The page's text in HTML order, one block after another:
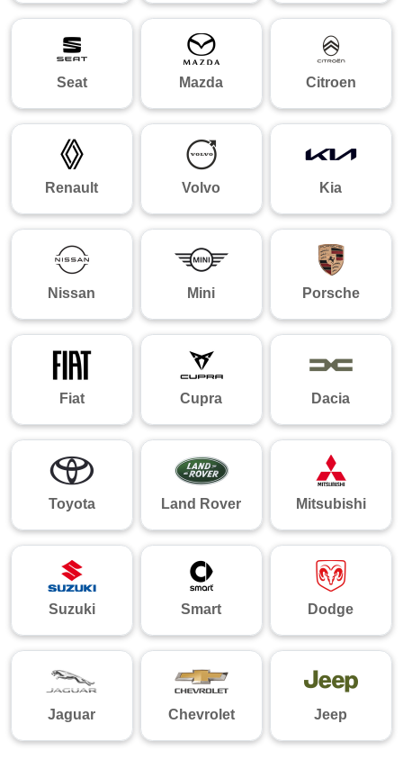
Seat Mazda Citroen
Renault Volvo Kia
Nissan Mini Porsche
Fiat Cupra Dacia
Toyota Land Rover Mitsubishi
Suzuki Smart Dodge
Jaguar Chevrolet Jeep